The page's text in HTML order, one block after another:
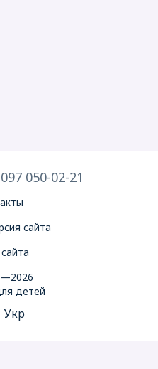
097 050-02-21
сайта
детей
Укр